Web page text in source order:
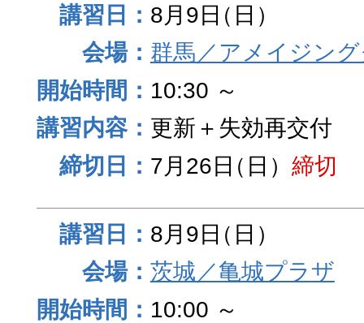
8月9日（日）
群馬／アメイジン
10:30 ～
更新＋失効再交付
7月26日（日） 締切
8月9日（日）
茨城／亀城プラザ
10:00 ～